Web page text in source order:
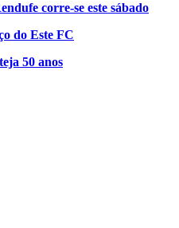
corre-se este sábado
do Este FC
50 anos